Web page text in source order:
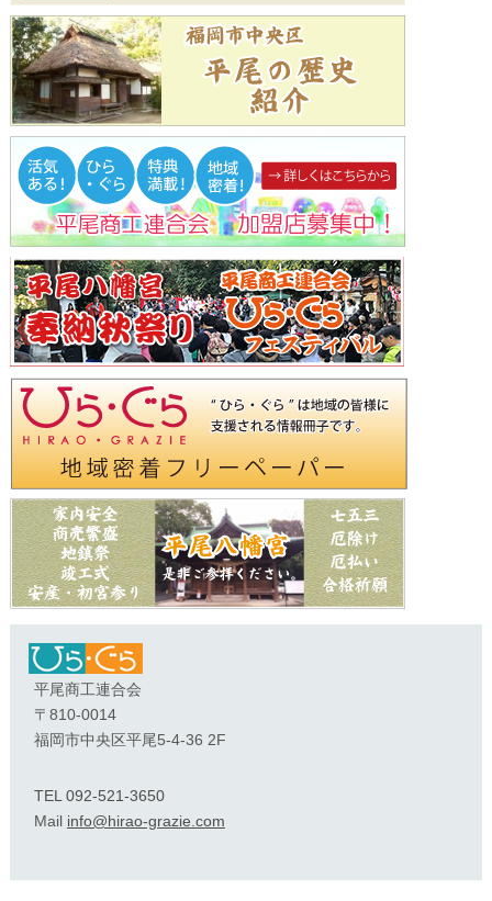
平尾商工連合会
〒810-0014
福岡市中央区平尾5-4-36 2F
TEL 092-521-3650
Mail info@hirao-grazie.com